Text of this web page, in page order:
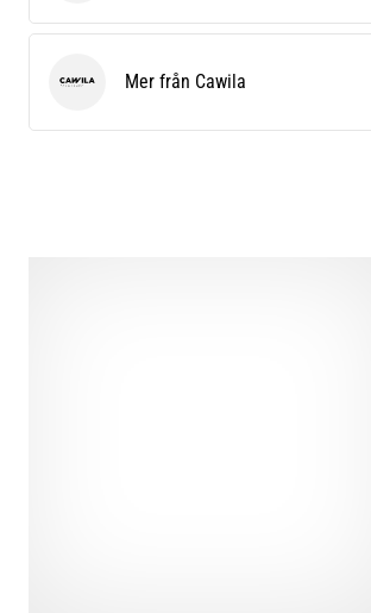
Cawila Mer från Cawila